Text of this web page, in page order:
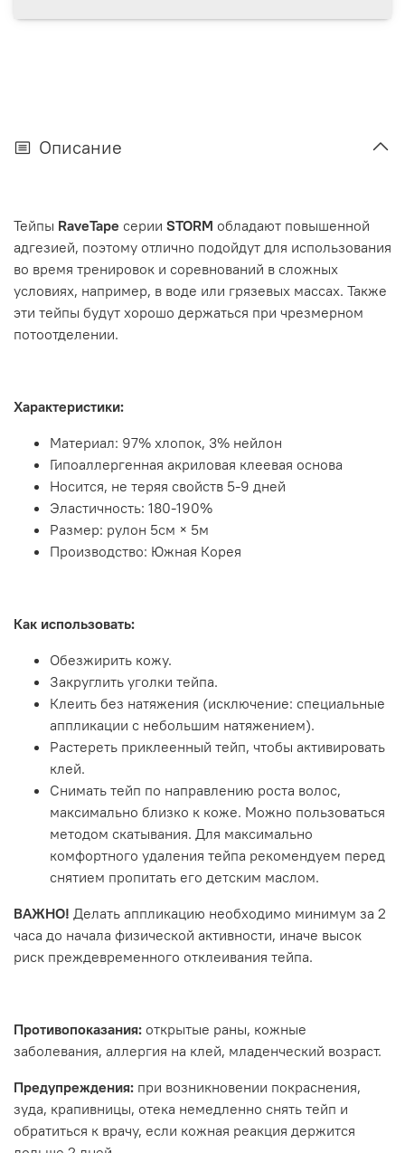
Описание
Тейпы RaveTape серии STORM обладают повышенной
адгезией, поэтому отлично подойдут для использования
во время тренировок и соревнований в сложных
условиях, например, в воде или грязевых массах. Также
эти тейпы будут хорошо держаться при чрезмерном
потоотделении.
Характеристики:
Материал: 97% хлопок, 3% нейлон
Гипоаллергенная акриловая клеевая основа
Носится, не теряя свойств 5-9 дней
Эластичность: 180-190%
Размер: рулон 5см × 5м
Производство: Южная Корея
Как использовать:
Обезжирить кожу.
Закруглить уголки тейпа.
Клеить без натяжения (исключение: специальные
аппликации с небольшим натяжением).
Растереть приклеенный тейп, чтобы активировать
клей.
Снимать тейп по направлению роста волос,
максимально близко к коже. Можно пользоваться
методом скатывания. Для максимально
комфортного удаления тейпа рекомендуем перед
снятием пропитать его детским маслом.
ВАЖНО! Делать аппликацию необходимо минимум за 2
часа до начала физической активности, иначе высок
риск преждевременного отклеивания тейпа.
Противопоказания: открытые раны, кожные
заболевания, аллергия на клей, младенческий возраст.
Предупреждения: при возникновении покраснения,
зуда, крапивницы, отека немедленно снять тейп и
обратиться к врачу, если кожная реакция держится